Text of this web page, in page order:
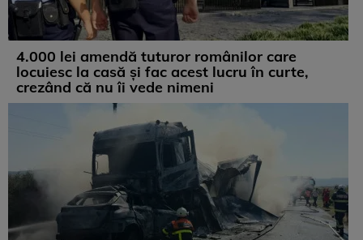
4.000 lei amendă tuturor românilor care
locuiesc la casă și fac acest lucru în curte,
crezând că nu îi vede nimeni